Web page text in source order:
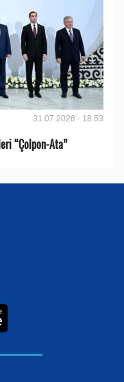
31.07.2026 - 18:53
“Çolpon-Ata”